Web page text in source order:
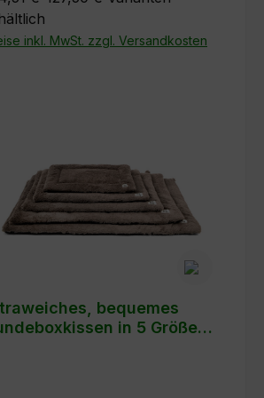
und
= 100x 70 x
inkl. MwSt. zzgl. Versandkosten
bequemes
in 5 Größen